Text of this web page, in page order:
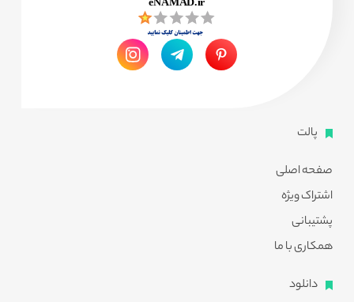
پالت
صفحه اصلی
اشتراک ویژه
پشتیبانی
همکاری با ما
دانلود